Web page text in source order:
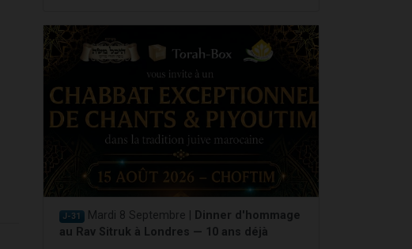
J-31 Mardi 8 Septembre |
Dinner d'hommage
au Rav Sitruk à Londres — 10 ans déjà